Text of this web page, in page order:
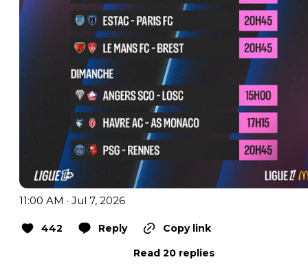
11:00 AM · Jul 7, 2026
442 Reply
Copy link
Read 20 replies